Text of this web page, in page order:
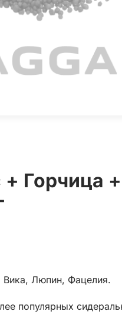
Горчица +
Люпин, Фацелия.
популярных